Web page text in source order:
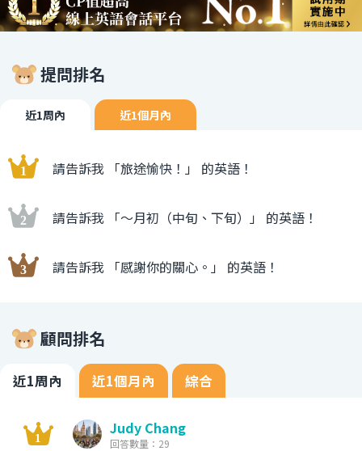
提問排名
近1周內 近1個月內
請告訴我 「旅途愉快！」 的英語！
請告訴我 「〜月初（中旬、下旬）」 的英語！
請告訴我 「感謝你的關心。」 的英語！
顧問排名
近1周內 近1個月內 綜合
Judy Chang
回答數量：29